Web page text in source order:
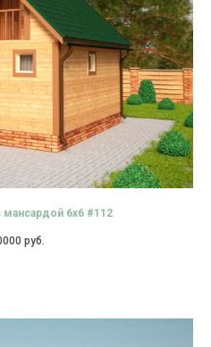
мансардой 6х6 #112
руб.